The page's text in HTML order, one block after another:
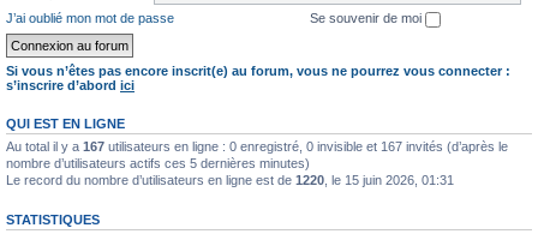
J’ai oublié mon mot de passe
Se souvenir de moi
Si vous n’êtes pas encore inscrit(e) au forum, vous ne pourrez vous connecter :
s’inscrire d’abord ici
QUI EST EN LIGNE
Au total il y a 167 utilisateurs en ligne : 0 enregistré, 0 invisible et 167 invités (d’après le
nombre d’utilisateurs actifs ces 5 dernières minutes)
Le record du nombre d’utilisateurs en ligne est de 1220 , le 15 juin 2026, 01:31
STATISTIQUES